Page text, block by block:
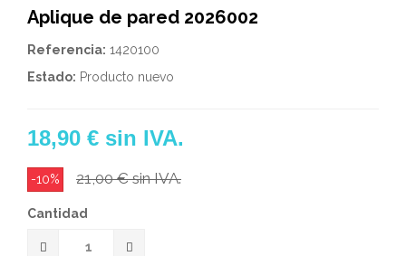
Aplique de pared 2026002
Referencia: 1420100
Estado: Producto nuevo
18,90 € sin IVA.
-10% 21,00 €sin IVA.
Cantidad